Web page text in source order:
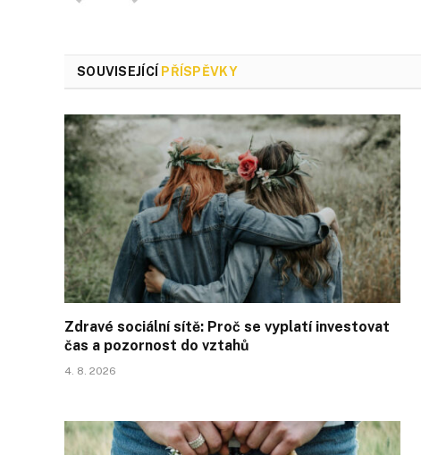
SOUVISEJÍCÍ PŘÍSPĚVKY
Zdravé sociální sítě: Proč se vyplatí investovat
čas a pozornost do vztahů
4. 8. 2026